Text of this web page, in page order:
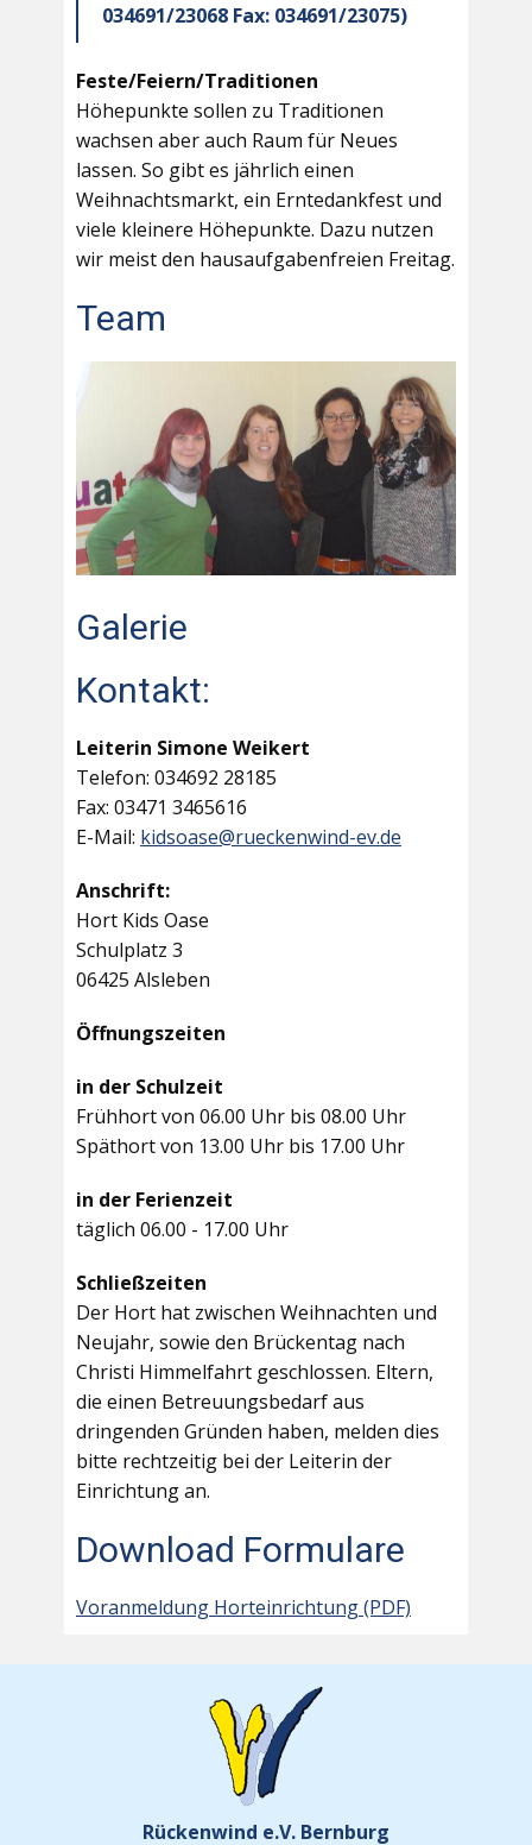
034691/23068 Fax: 034691/23075)
Feste/Feiern/Traditionen
Höhepunkte sollen zu Traditionen
wachsen aber auch Raum für Neues
lassen. So gibt es jährlich einen
Weihnachtsmarkt, ein Erntedankfest und
viele kleinere Höhepunkte. Dazu nutzen
wir meist den hausaufgabenfreien Freitag.
Team
Galerie
Kontakt:
Leiterin Simone Weikert
Telefon: 034692 28185
Fax: 03471 3465616
E-Mail: kidsoase@rueckenwind-ev.de
Anschrift:
Hort Kids Oase
Schulplatz 3
06425 Alsleben
Öffnungszeiten
in der Schulzeit
Frühhort von 06.00 Uhr bis 08.00 Uhr
Späthort von 13.00 Uhr bis 17.00 Uhr
in der Ferienzeit
täglich 06.00 - 17.00 Uhr
Schließzeiten
Der Hort hat zwischen Weihnachten und
Neujahr, sowie den Brückentag nach
Christi Himmelfahrt geschlossen. Eltern,
die einen Betreuungsbedarf aus
dringenden Gründen haben, melden dies
bitte rechtzeitig bei der Leiterin der
Einrichtung an.
Download Formulare
Voranmeldung Horteinrichtung (PDF)
Rückenwind e.V. Bernburg